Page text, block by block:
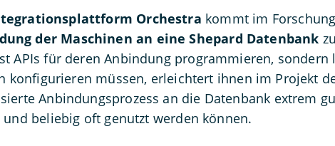
Orchestra kommt im
der Maschinen an eine Shepard Datenbank
APIs für deren Anbindung programmieren,
konfigurieren müssen, erleichtert ihnen im Projekt
Anbindungsprozess an die Datenbank extrem
beliebig oft genutzt werden können.